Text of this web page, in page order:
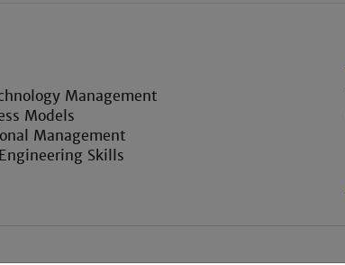
Management
Models
Management
Skills